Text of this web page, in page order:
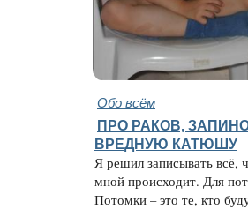
Обо всём
ПРО РАКОВ,
ВРЕДНУЮ КАТЮШУ
Я решил записывать всё,
мной происходит. Для
Потомки – это те, кто